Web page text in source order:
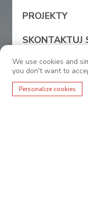
PROJEKTY
SKONTAKTUJ
WIADOMOŚCI
We use cookies and
you don't want to
Personalize cookies